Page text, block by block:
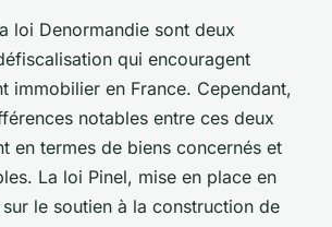
loi Denormandie sont deux
qui encouragent
immobilier en France. Cependant,
notables entre ces deux
en termes de biens concernés et
La loi Pinel, mise en place en
le soutien à la construction de